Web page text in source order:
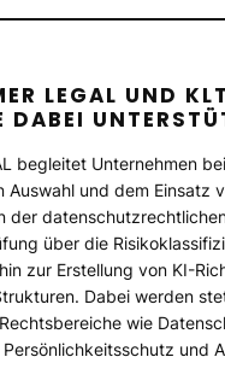
LEGAL UND
DABEI
begleitet Unternehmen
Auswahl und dem Einsatz
der
über die
zur Erstellung von KI-
Dabei werden
wie
und